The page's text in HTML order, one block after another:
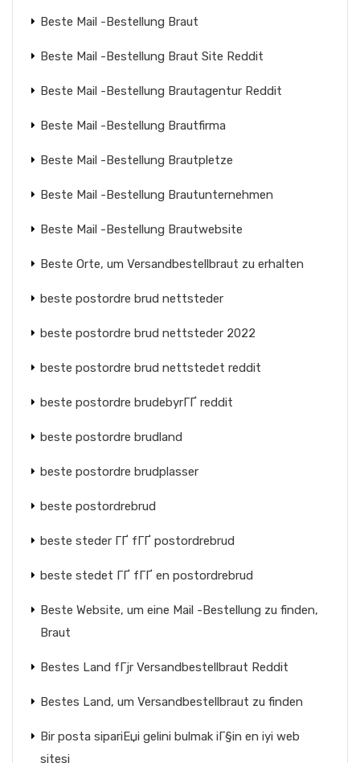
Beste Mail -Bestellung Braut
Beste Mail -Bestellung Braut Site Reddit
Beste Mail -Bestellung Brautagentur Reddit
Beste Mail -Bestellung Brautfirma
Beste Mail -Bestellung Brautpletze
Beste Mail -Bestellung Brautunternehmen
Beste Mail -Bestellung Brautwebsite
Beste Orte, um Versandbestellbraut zu erhalten
beste postordre brud nettsteder
beste postordre brud nettsteder 2022
beste postordre brud nettstedet reddit
beste postordre brudebyrГҐ reddit
beste postordre brudland
beste postordre brudplasser
beste postordrebrud
beste steder ГҐ fГҐ postordrebrud
beste stedet ГҐ fГҐ en postordrebrud
Beste Website, um eine Mail -Bestellung zu finden,
Braut
Bestes Land fГјr Versandbestellbraut Reddit
Bestes Land, um Versandbestellbraut zu finden
Bir posta sipariЕџi gelini bulmak iГ§in en iyi web
sitesi